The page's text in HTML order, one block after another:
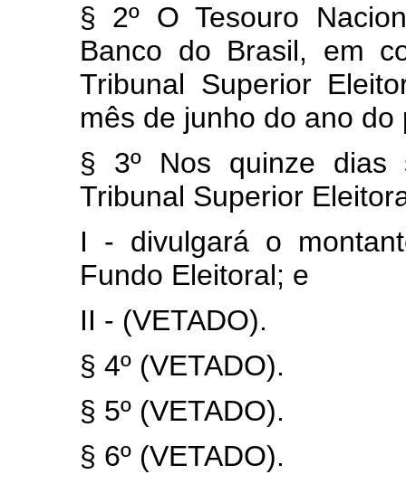
§ 2º O Tesouro
Banco do Brasil, em
Tribunal Superior
mês de junho do ano do
§ 3º Nos quinze dias
Tribunal Superior
I - divulgará o
Fundo Eleitoral; e
II - (VETADO).
§ 4º (VETADO).
§ 5º (VETADO).
§ 6º (VETADO).